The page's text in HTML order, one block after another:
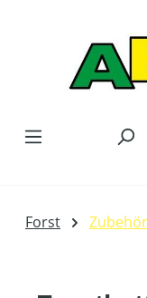
Forst